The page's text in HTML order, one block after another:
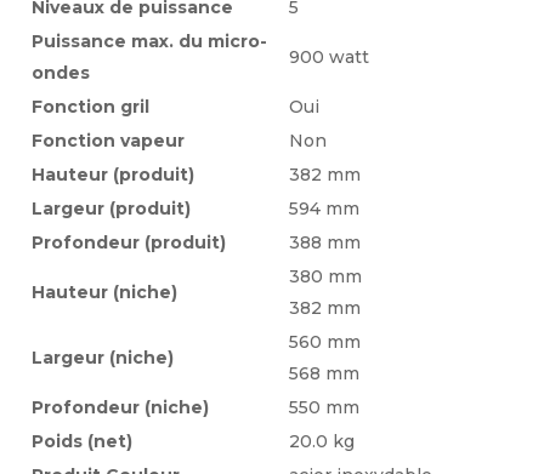
Niveaux de puissance
5
Puissance max. du micro-
ondes
900 watt
Fonction gril
Oui
Fonction vapeur
Non
Hauteur (produit)
382 mm
Largeur (produit)
594 mm
Profondeur (produit)
388 mm
Hauteur (niche)
380 mm
382 mm
Largeur (niche)
560 mm
568 mm
Profondeur (niche)
550 mm
Poids (net)
20.0 kg